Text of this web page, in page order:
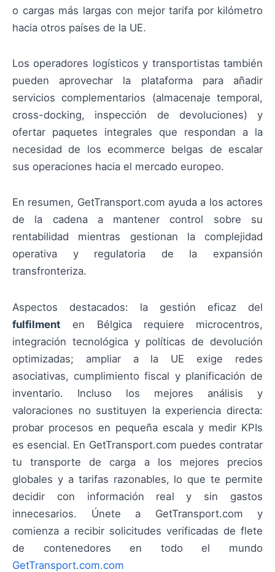
o cargas más largas con mejor tarifa por kilómetro
hacia otros países de la UE.
Los operadores logísticos y transportistas también
pueden aprovechar la plataforma para añadir
servicios complementarios (almacenaje temporal,
cross-docking, inspección de devoluciones) y
ofertar paquetes integrales que respondan a la
necesidad de los ecommerce belgas de escalar
sus operaciones hacia el mercado europeo.
En resumen, GetTransport.com ayuda a los actores
de la cadena a mantener control sobre su
rentabilidad mientras gestionan la complejidad
operativa y regulatoria de la expansión
transfronteriza.
Aspectos destacados: la gestión eficaz del
fulfilment en Bélgica requiere microcentros,
integración tecnológica y políticas de devolución
optimizadas; ampliar a la UE exige redes
asociativas, cumplimiento fiscal y planificación de
inventario. Incluso los mejores análisis y
valoraciones no sustituyen la experiencia directa:
probar procesos en pequeña escala y medir KPIs
es esencial. En GetTransport.com puedes contratar
tu transporte de carga a los mejores precios
globales y a tarifas razonables, lo que te permite
decidir con información real y sin gastos
innecesarios. Únete a GetTransport.com y
comienza a recibir solicitudes verificadas de flete
de contenedores en todo el mundo
GetTransport.com.com